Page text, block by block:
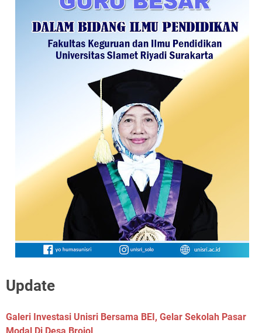
Update
Galeri Investasi Unisri Bersama BEI, Gelar Sekolah Pasar